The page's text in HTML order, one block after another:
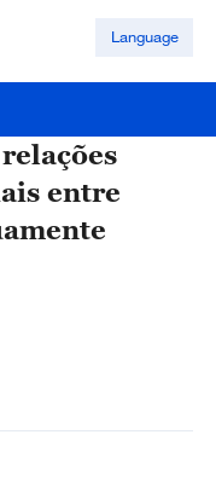
Language
entre